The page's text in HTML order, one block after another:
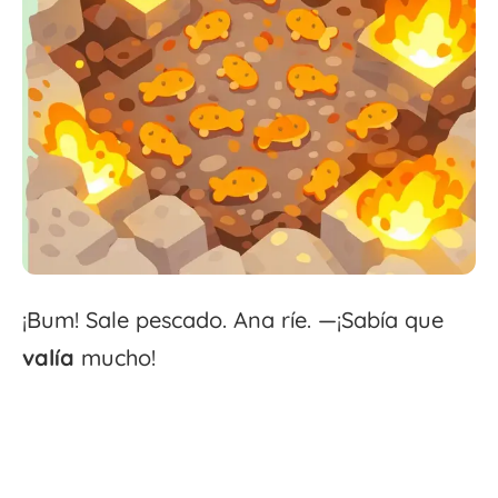
¡Bum! Sale pescado. Ana ríe. —¡Sabía que
valía mucho!